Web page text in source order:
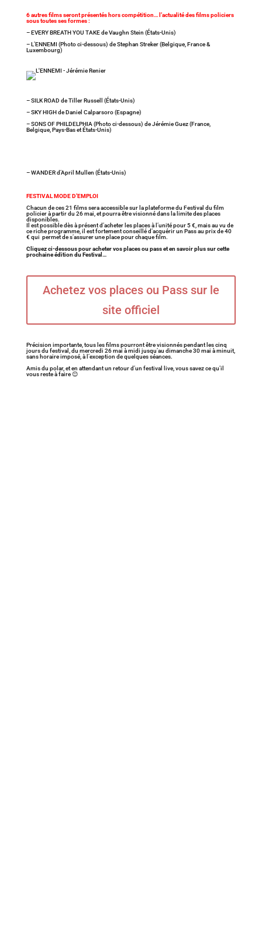
6 autres films seront présentés hors compétition… l’actualité des films policiers
sous toutes ses formes :
– EVERY BREATH YOU TAKE de Vaughn Stein (États-Unis)
– L’ENNEMI (Photo ci-dessous) de Stephan Streker (Belgique, France &
Luxembourg)
– SILK ROAD de Tiller Russell (États-Unis)
– SKY HIGH de Daniel Calparsoro (Espagne)
– SONS OF PHILDELPHIA (Photo ci-dessous) de Jérémie Guez (France,
Belgique, Pays-Bas et États-Unis)
– WANDER d’April Mullen (États-Unis)
FESTIVAL MODE D’EMPLOI
Chacun de ces 21 films sera accessible sur la plateforme du Festival du film
policier à partir du 26 mai, et pourra être visionné dans la limite des places
disponibles.
Il est possible dès à présent d’acheter les places à l’unité pour 5 €, mais au vu de
ce riche programme, il est fortement conseillé d’acquérir un Pass au prix de 40
€ qui permet de s’assurer une place pour chaque film.
Cliquez ci-dessous pour acheter vos places ou pass et en savoir plus sur cette
prochaine édition du Festival…
Achetez vos places ou Pass sur le
site officiel
Précision importante, tous les films pourront être visionnés pendant les cinq
jours du festival, du mercredi 26 mai à midi jusqu’au dimanche 30 mai à minuit,
sans horaire imposé, à l’exception de quelques séances.
Amis du polar, et en attendant un retour d’un festival live, vous savez ce qu’il
vous reste à faire 😊